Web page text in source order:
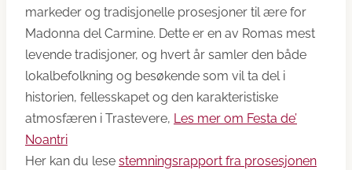
markeder og tradisjonelle prosesjoner til ære for
Madonna del Carmine. Dette er en av Romas mest
levende tradisjoner, og hvert år samler den både
lokalbefolkning og besøkende som vil ta del i
historien, fellesskapet og den karakteristiske
atmosfæren i Trastevere, Les mer om Festa de’
Noantri
Her kan du lese stemningsrapport fra prosesjonen